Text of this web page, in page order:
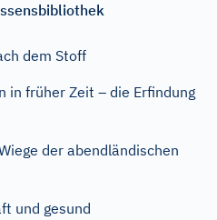
dem Stoff
in früher Zeit – die Erfindung
der abendländischen
und gesund